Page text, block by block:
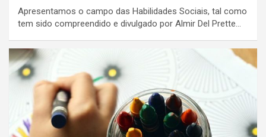
Apresentamos o campo das Habilidades Sociais, tal como
tem sido compreendido e divulgado por Almir Del Prette…